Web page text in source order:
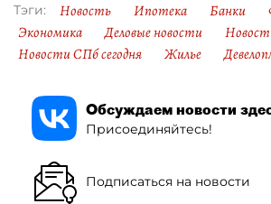
Тэги: Новость Ипотека Банки
Экономика
Деловые новости
Новости СПб сегодня
Жилье
Обсуждаем новости
Присоединяйтесь!
Подписаться на новости